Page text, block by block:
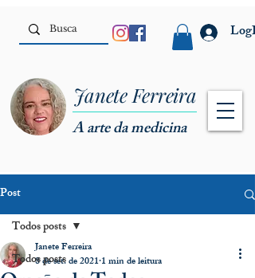
LogIn
A arte da medicina
Janete Ferreira
Post
Todos posts
Todos posts
Janete Ferreira
8 de set. de 20211 min de leitura